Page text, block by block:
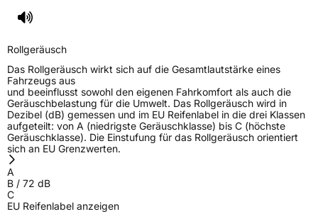
Rollgeräusch
Das Rollgeräusch wirkt sich auf die Gesamtlautstärke eines
Fahrzeugs aus
und beeinflusst sowohl den eigenen Fahrkomfort als auch die
Geräuschbelastung für die Umwelt. Das Rollgeräusch wird in
Dezibel (dB) gemessen und im EU Reifenlabel in die drei Klassen
aufgeteilt: von A (niedrigste Geräuschklasse) bis C (höchste
Geräuschklasse). Die Einstufung für das Rollgeräusch orientiert
sich an EU Grenzwerten.
A
B / 72 dB
C
EU Reifenlabel anzeigen